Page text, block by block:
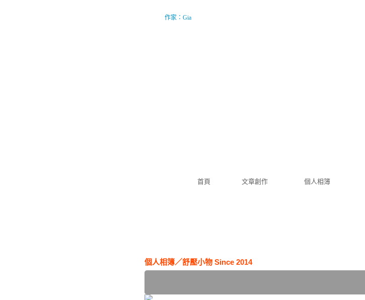
首頁 文章創作 個人相簿
作家：Gia
個人相簿／舒壓小物 Since 2014